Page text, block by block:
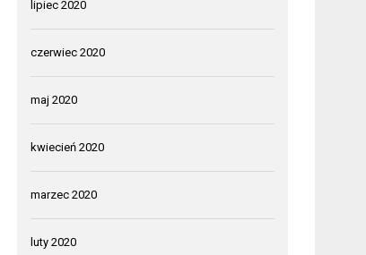
lipiec 2020
czerwiec 2020
maj 2020
kwiecień 2020
marzec 2020
luty 2020